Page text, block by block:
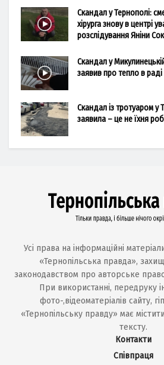
Скандал у Тернополі:
хірурга знову в центрі
розслідування Яніни
Скандал у
заявив про тепло в
Скандал із тротуаром у
заявила – це не їхня
Усі права на інформаційні
«Тернопільська правда»,
законодавством про авторське право
При використанні, передруку
фото-,відеоматеріалів сайту,
«Тернопільську правду» має
тексту.
Контакти
Співпраця